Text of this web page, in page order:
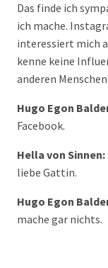
Das finde ich
ich mache.
interessiert mich
kenne keine
anderen
Hugo Egon
Facebook.
Hella von Sinnen:
liebe Gattin.
Hugo Egon
mache gar nichts.